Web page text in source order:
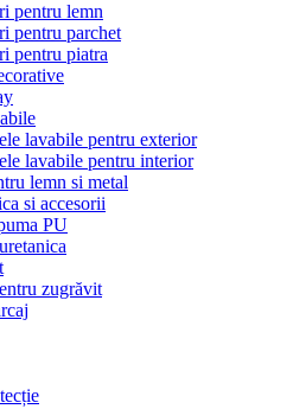
pentru lemn
pentru parchet
pentru piatra
lavabile pentru exterior
lavabile pentru interior
lemn si metal
si accesorii
PU
zugrăvit